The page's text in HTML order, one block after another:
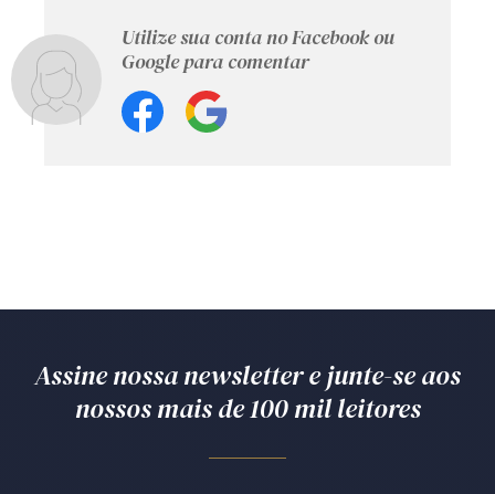
Utilize sua conta no Facebook ou
Google para comentar
Assine nossa newsletter e junte-se aos
nossos mais de 100 mil leitores